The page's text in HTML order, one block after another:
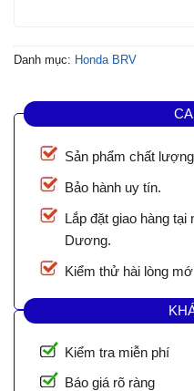
Danh mục: Honda BRV
Sản phẩm chất lượng
Bảo hành uy tín.
Lắp đặt giao hàng
Dương.
Kiểm thử hài lòng
Kiểm tra miễn phí
Báo giá rõ ràng